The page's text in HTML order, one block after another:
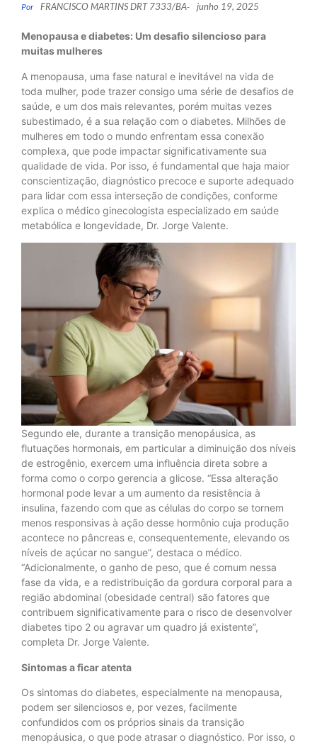
Por FRANCISCO MARTINS DRT 7333/BA- junho 19, 2025
Menopausa e diabetes: Um desafio silencioso para
muitas mulheres
A menopausa, uma fase natural e inevitável na vida de
toda mulher, pode trazer consigo uma série de desafios de
saúde, e um dos mais relevantes, porém muitas vezes
subestimado, é a sua relação com o diabetes. Milhões de
mulheres em todo o mundo enfrentam essa conexão
complexa, que pode impactar significativamente sua
qualidade de vida. Por isso, é fundamental que haja maior
conscientização, diagnóstico precoce e suporte adequado
para lidar com essa interseção de condições, conforme
explica o médico ginecologista especializado em saúde
metabólica e longevidade, Dr. Jorge Valente.
Segundo ele, durante a transição menopáusica, as
flutuações hormonais, em particular a diminuição dos níveis
de estrogênio, exercem uma influência direta sobre a
forma como o corpo gerencia a glicose. “Essa alteração
hormonal pode levar a um aumento da resistência à
insulina, fazendo com que as células do corpo se tornem
menos responsivas à ação desse hormônio cuja produção
acontece no pâncreas e, consequentemente, elevando os
níveis de açúcar no sangue”, destaca o médico.
“Adicionalmente, o ganho de peso, que é comum nessa
fase da vida, e a redistribuição da gordura corporal para a
região abdominal (obesidade central) são fatores que
contribuem significativamente para o risco de desenvolver
diabetes tipo 2 ou agravar um quadro já existente”,
completa Dr. Jorge Valente.
Sintomas a ficar atenta
Os sintomas do diabetes, especialmente na menopausa,
podem ser silenciosos e, por vezes, facilmente
confundidos com os próprios sinais da transição
menopáusica, o que pode atrasar o diagnóstico. Por isso, o